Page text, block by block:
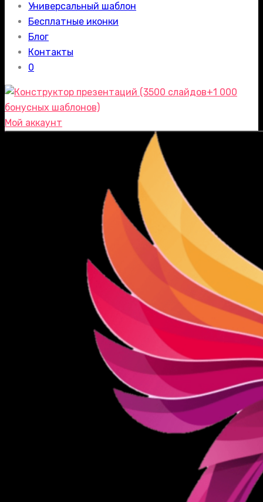
Универсальный шаблон
Бесплатные иконки
Блог
Контакты
0
Мой аккаунт